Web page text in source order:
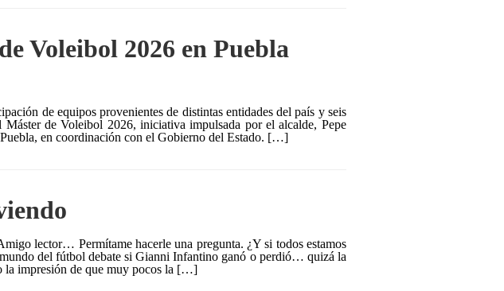
Voleibol 2026 en Puebla
de equipos provenientes de distintas entidades del país y seis
de Voleibol 2026, iniciativa impulsada por el alcalde, Pepe
en coordinación con el Gobierno del Estado. […]
lector… Permítame hacerle una pregunta. ¿Y si todos estamos
del fútbol debate si Gianni Infantino ganó o perdió… quizá la
la impresión de que muy pocos la […]